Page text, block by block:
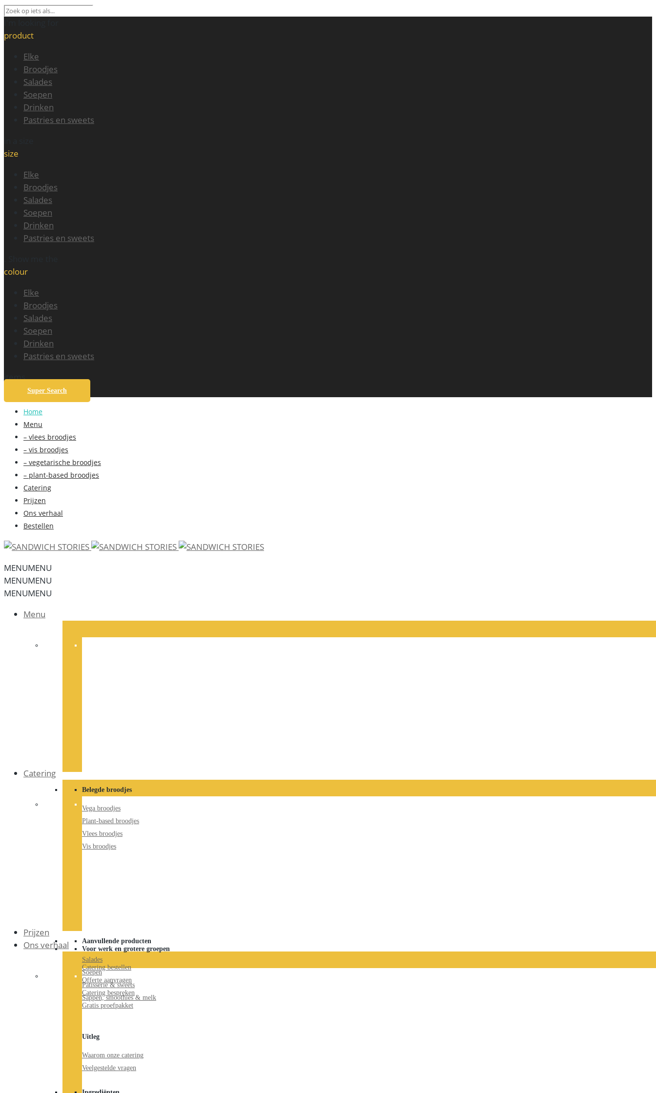
product
Elke
Broodjes
Salades
Soepen
Drinken
Pastries en sweets
size
Elke
Broodjes
Salades
Soepen
Drinken
Pastries en sweets
colour
Elke
Broodjes
Salades
Soepen
Drinken
Pastries en sweets
items.
Super Search
Home
Menu
– vlees broodjes
– vis broodjes
– vegetarische broodjes
– plant-based broodjes
Catering
Prijzen
Ons verhaal
Bestellen
MENUMENU
MENUMENU
MENUMENU
Menu
Belegde broodjes
Vega broodjes
Plant-based broodjes
Vlees broodjes
Vis broodjes
Aanvullende producten
Salades
Soepen
Patisserie & sweets
Sappen, smoothies & melk
Catering
Voor werk en grotere groepen
Catering bestellen
Offerte aanvragen
Catering bespreken
Gratis proefpakket
Uitleg
Waarom onze catering
Veelgestelde vragen
Prijzen
Ons verhaal
ons